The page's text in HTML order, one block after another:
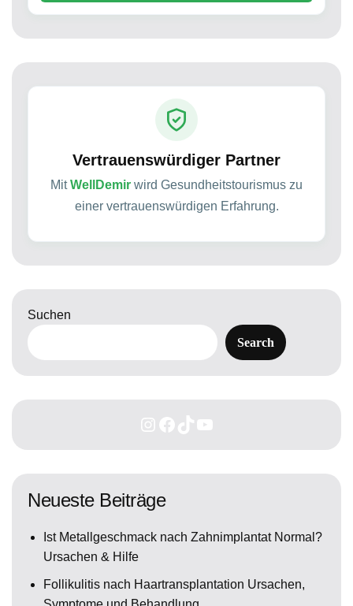
Vertrauenswürdiger Partner
MitWellDemir wird Gesundheitstourismus zu
einer vertrauenswürdigen Erfahrung.
Suchen
Search
Neueste Beiträge
Ist Metallgeschmack nach Zahnimplantat Normal?
Ursachen & Hilfe
Follikulitis nach Haartransplantation Ursachen,